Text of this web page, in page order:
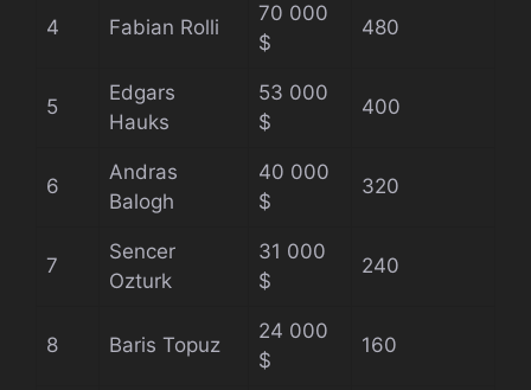
4 Fabian Rolli
70 000
$
480
5
Edgars
Hauks
53 000
$
400
6
Andras
Balogh
40 000
$
320
7
Sencer
Ozturk
31 000
$
240
8 Baris Topuz
24 000
$
160